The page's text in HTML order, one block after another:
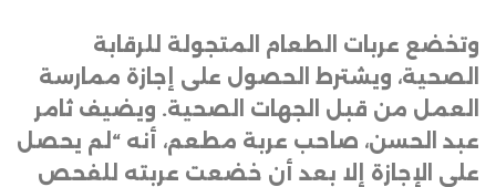
وتخضع عربات الطعام المتجولة للرقابة
الصحية، ويشترط الحصول على إجازة ممارسة
العمل من قبل الجهات الصحية. ويضيف ثامر
عبد الحسن، صاحب عربة مطعم، أنه “لم يحصل
على الإجازة إلا بعد أن خضعت عربته للفحص